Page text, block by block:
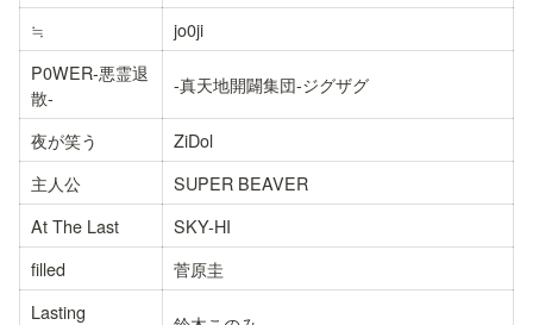
≒
jo0ji
P0WER-悪霊退
散-
-真天地開闢集団-ジグザグ
夜が笑う
ZiDol
主人公
SUPER BEAVER
At The Last
SKY-HI
filled
菅原圭
Lasting